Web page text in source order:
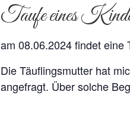
Taufe eines
am 08.06.2024 findet eine
Die Täuflingsmutter hat
angefragt. Über solche